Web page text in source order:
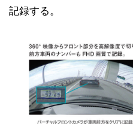
記録する。